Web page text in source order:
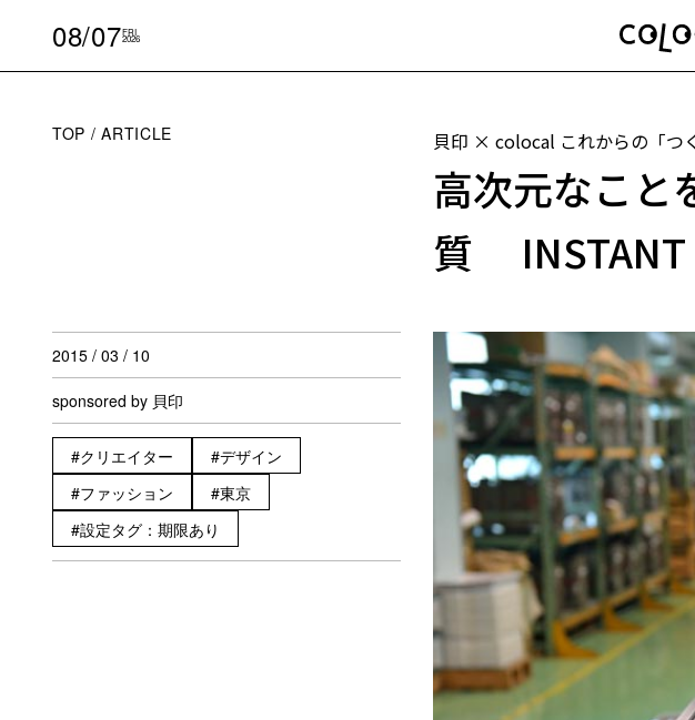
08/07FRI
2026
TOP ARTICLE 貝印 × colocal これからの「つ
高次元なこと
質 INSTANT
2015 / 03 / 10
sponsored by 貝印
クリエイター
デザイン
ファッション
東京
設定タグ：期限あり